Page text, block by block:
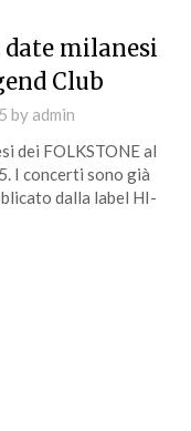
milanesi
Club
by admin
dei FOLKSTONE al
I concerti sono già
dalla label HI-